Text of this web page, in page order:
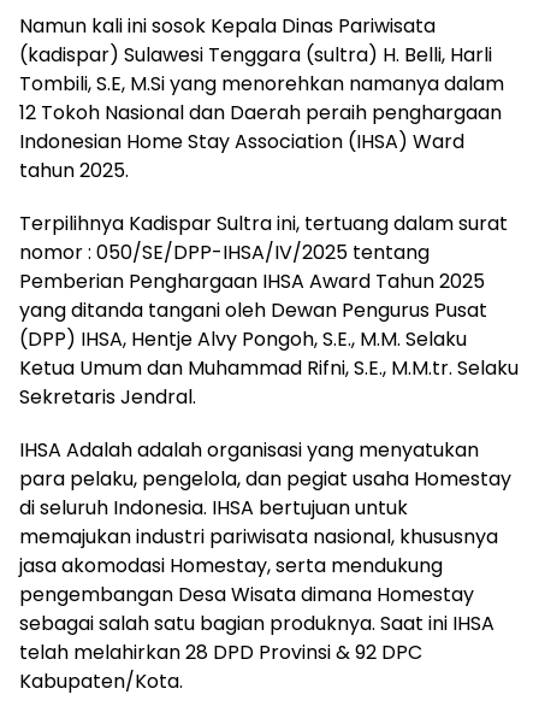
Namun kali ini sosok Kepala Dinas Pariwisata
(kadispar) Sulawesi Tenggara (sultra) H. Belli, Harli
Tombili, S.E, M.Si yang menorehkan namanya dalam
12 Tokoh Nasional dan Daerah peraih penghargaan
Indonesian Home Stay Association (IHSA) Ward
tahun 2025.
Terpilihnya Kadispar Sultra ini, tertuang dalam surat
nomor : 050/SE/DPP-IHSA/IV/2025 tentang
Pemberian Penghargaan IHSA Award Tahun 2025
yang ditanda tangani oleh Dewan Pengurus Pusat
(DPP) IHSA, Hentje Alvy Pongoh, S.E., M.M. Selaku
Ketua Umum dan Muhammad Rifni, S.E., M.M.tr. Selaku
Sekretaris Jendral.
IHSA Adalah adalah organisasi yang menyatukan
para pelaku, pengelola, dan pegiat usaha Homestay
di seluruh Indonesia. IHSA bertujuan untuk
memajukan industri pariwisata nasional, khususnya
jasa akomodasi Homestay, serta mendukung
pengembangan Desa Wisata dimana Homestay
sebagai salah satu bagian produknya. Saat ini IHSA
telah melahirkan 28 DPD Provinsi & 92 DPC
Kabupaten/Kota.